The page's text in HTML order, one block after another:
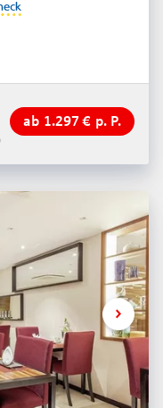
ab 1.297 € p. P.